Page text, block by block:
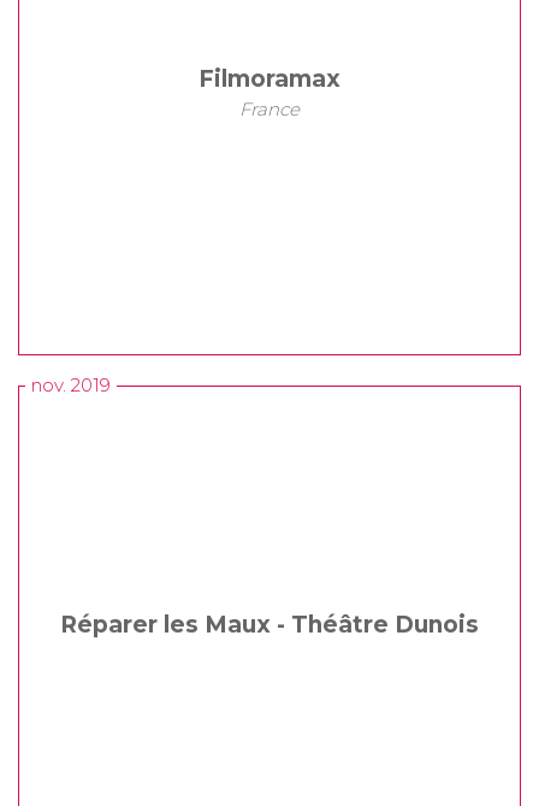
Filmoramax
France
nov. 2019
Réparer les Maux - Théâtre Dunois